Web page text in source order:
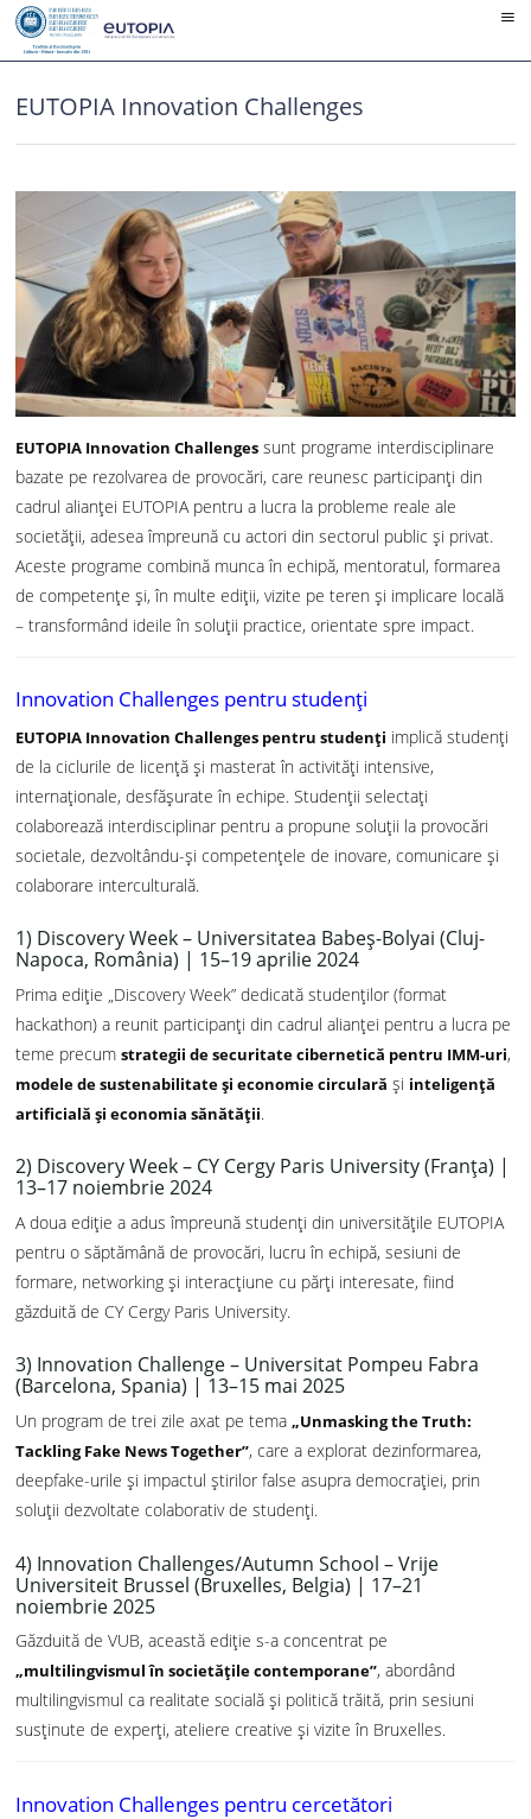
Skip
content
EUTOPIA Innovation Challenges
EUTOPIA Innovation Challenges sunt programe interdisciplinare
bazate pe rezolvarea de provocări, care reunesc participanți din
cadrul alianței EUTOPIA pentru a lucra la probleme reale ale
societății, adesea împreună cu actori din sectorul public și privat.
Aceste programe combină munca în echipă, mentoratul, formarea
de competențe și, în multe ediții, vizite pe teren și implicare locală
– transformând ideile în soluții practice, orientate spre impact.
Innovation Challenges pentru studenți
EUTOPIA Innovation Challenges pentru studenți implică studenți
de la ciclurile de licență și masterat în activități intensive,
internaționale, desfășurate în echipe. Studenții selectați
colaborează interdisciplinar pentru a propune soluții la provocări
societale, dezvoltându-și competențele de inovare, comunicare și
colaborare interculturală.
1) Discovery Week – Universitatea Babeș-Bolyai (Cluj-
Napoca, România) | 15–19 aprilie 2024
Prima ediție „Discovery Week” dedicată studenților (format
hackathon) a reunit participanți din cadrul alianței pentru a lucra pe
teme precum strategii de securitate cibernetică pentru IMM-uri,
modele de sustenabilitate și economie circulară și inteligență
artificială și economia sănătății.
2) Discovery Week – CY Cergy Paris University (Franța) |
13–17 noiembrie 2024
A doua ediție a adus împreună studenți din universitățile EUTOPIA
pentru o săptămână de provocări, lucru în echipă, sesiuni de
formare, networking și interacțiune cu părți interesate, fiind
găzduită de CY Cergy Paris University.
3) Innovation Challenge – Universitat Pompeu Fabra
(Barcelona, Spania) | 13–15 mai 2025
Un program de trei zile axat pe tema „Unmasking the Truth:
Tackling Fake News Together”, care a explorat dezinformarea,
deepfake-urile și impactul știrilor false asupra democrației, prin
soluții dezvoltate colaborativ de studenți.
4) Innovation Challenges/Autumn School – Vrije
Universiteit Brussel (Bruxelles, Belgia) | 17–21
noiembrie 2025
Găzduită de VUB, această ediție s-a concentrat pe
„multilingvismul în societățile contemporane”, abordând
multilingvismul ca realitate socială și politică trăită, prin sesiuni
susținute de experți, ateliere creative și vizite în Bruxelles.
Innovation Challenges pentru cercetători